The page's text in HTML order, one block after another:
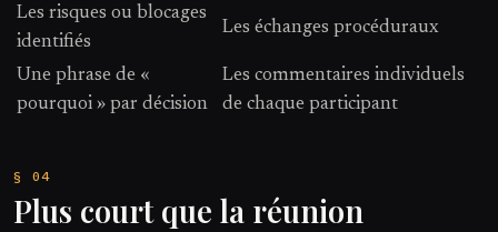
Les risques ou blocages
identifiés
Les échanges procéduraux
Une phrase de «
pourquoi » par décision
Les commentaires individuels
de chaque participant
Plus court que la réunion